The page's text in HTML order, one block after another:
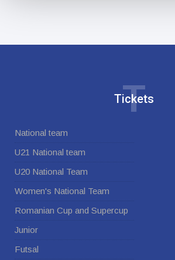
Tickets
T
National team
U21 National team
U20 National Team
Women's National Team
Romanian Cup and Supercup
Junior
Futsal